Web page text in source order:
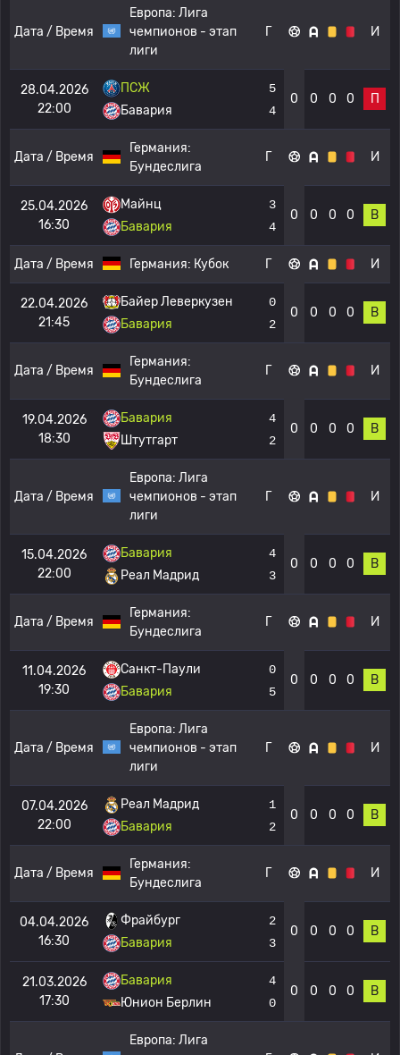
Дата / Время
Европа: Лига
чемпионов - этап
лиги
Г И
28.04.2026
22:00
ПСЖ
Бавария
5
4
0 0 0 0 П
Дата / Время
Германия:
Бундеслига
Г И
25.04.2026
16:30
Майнц
Бавария
3
4
0 0 0 0 В
Дата / Время Германия: Кубок Г И
22.04.2026
21:45
Байер Леверкузен
Бавария
0
2
0 0 0 0 В
Дата / Время
Германия:
Бундеслига
Г И
19.04.2026
18:30
Бавария
Штутгарт
4
2
0 0 0 0 В
Дата / Время
Европа: Лига
чемпионов - этап
лиги
Г И
15.04.2026
22:00
Бавария
Реал Мадрид
4
3
0 0 0 0 В
Дата / Время
Германия:
Бундеслига
Г И
11.04.2026
19:30
Санкт-Паули
Бавария
0
5
0 0 0 0 В
Дата / Время
Европа: Лига
чемпионов - этап
лиги
Г И
07.04.2026
22:00
Реал Мадрид
Бавария
1
2
0 0 0 0 В
Дата / Время
Германия:
Бундеслига
Г И
04.04.2026
16:30
Фрайбург
Бавария
2
3
0 0 0 0 В
21.03.2026
17:30
Бавария
Юнион Берлин
4
0
0 0 0 0 В
Европа: Лига